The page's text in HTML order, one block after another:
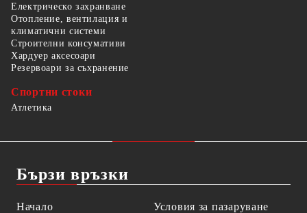
Електрическо захранване
Отопление, вентилация и
климатични системи
Строителни консумативи
Хардуер аксесоари
Резервоари за съхранение
Спортни стоки
Атлетика
Бързи връзки
Начало
Условия за пазаруване